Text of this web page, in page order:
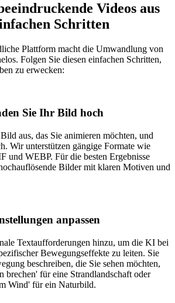
Videos aus
Schritten
Plattform macht die Umwandlung von
Folgen Sie diesen einfachen Schritten,
zu erwecken:
Sie Ihr Bild hoch
aus, das Sie animieren möchten, und
Wir unterstützen gängige Formate wie
und WEBP. Für die besten Ergebnisse
Bilder mit klaren Motiven und
anpassen
Textaufforderungen hinzu, um die KI bei
Bewegungseffekte zu leiten. Sie
beschreiben, die Sie sehen möchten,
brechen' für eine Strandlandschaft oder
Wind' für ein Naturbild.